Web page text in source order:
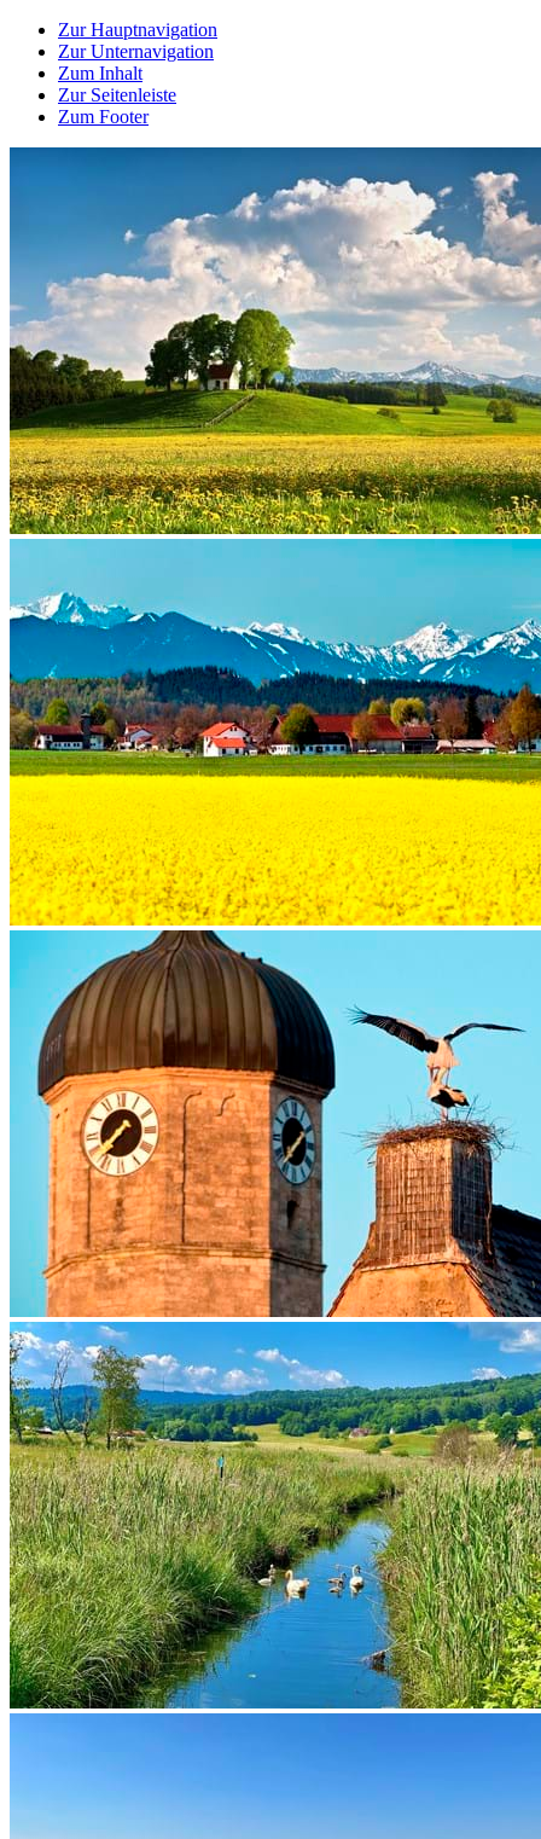
Zur Hauptnavigation
Zur Unternavigation
Zum Inhalt
Zur Seitenleiste
Zum Footer